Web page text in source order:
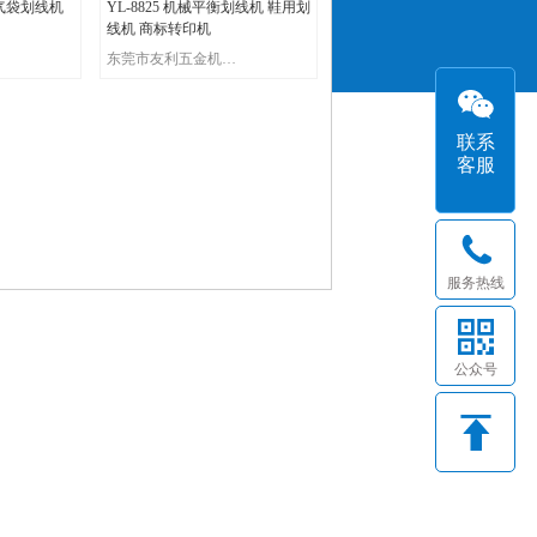
袋划线机
YL-8825 机械平衡划线机 鞋用划
线机 商标转印机
东莞市友利五金机械有限公司
联系
客服
服务热线
公众号